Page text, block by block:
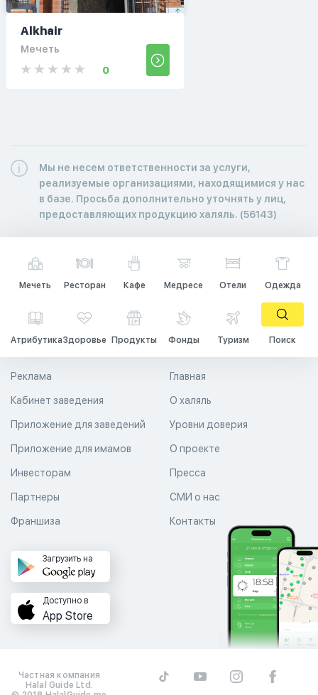
Alkhair
Мечеть
0
Мы не несем ответственности за услуги,
реализуемые организациями, находящимися у нас
в базе. Просьба дополнительно уточнять у лиц,
предоставляющих продукцию халяль. (56143)
Мечеть Ресторан Кафе Медресе Отели Одежда
АтрибутикаЗдоровье Продукты Фонды Туризм Поиск
Главная
О халяль
Уровни доверия
Реклама
Кабинет заведения
Приложение для заведений
Приложение для имамов О проекте
Пресса
СМИ о нас
Контакты
Инвесторам
Партнеры
Франшиза
Загрузить на
Доступно в
App Store
Частная компания
Halal Guide Ltd.